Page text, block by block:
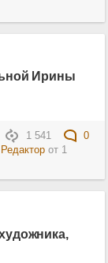
Ирины
1 541
0
Редакторот 1